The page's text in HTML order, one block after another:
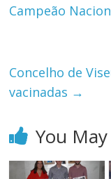
Campeão
Concelho de
vacinadas →
You